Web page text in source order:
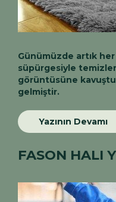
Günümüzde artık
süpürgesiyle
görüntüsüne
gelmiştir.
Yazının Devamı
FASON HALI